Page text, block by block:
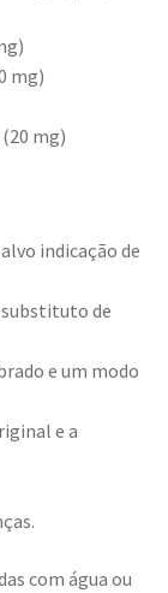
mg)
mg)
indicação de
de
e um modo
e a
com água ou